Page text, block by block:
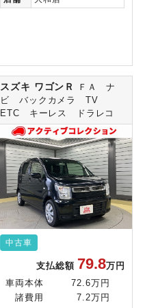
スズキ ワゴンＲ
ＦＡ ナ
ビ バックカメラ TV
ETC キーレス ドラレコ
中古車
支払総額 79.8万円
車両本体
72.6万円
諸費用
7.2万円